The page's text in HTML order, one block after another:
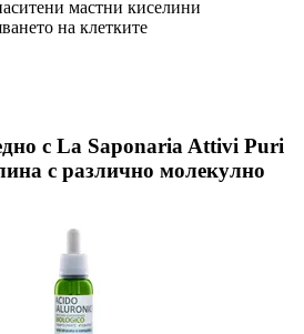
мастни киселини
на клетките
с La Saponaria Attivi Puri
с различно молекулно